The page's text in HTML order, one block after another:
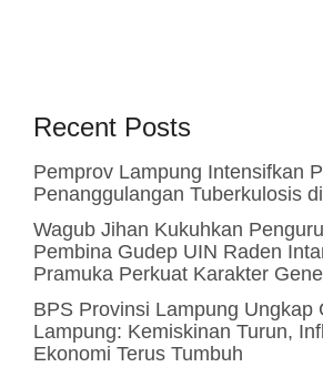
Recent Posts
Pemprov Lampung Intensifkan
Penanggulangan Tuberkulosis
Wagub Jihan Kukuhkan
Pembina Gudep UIN Raden
Pramuka Perkuat Karakter
BPS Provinsi Lampung Ungkap
Lampung: Kemiskinan Turun,
Ekonomi Terus Tumbuh